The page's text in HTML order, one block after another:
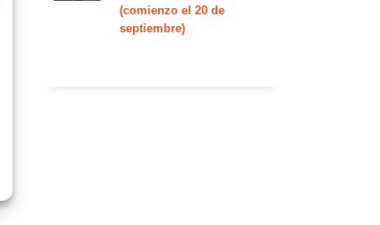
(comienzo el 20 de
septiembre)